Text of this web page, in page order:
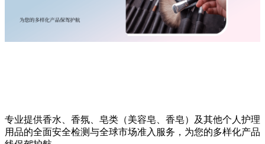
专业提供香水、香氛、皂类（美容皂、香皂）及其他个人护理
用品的全面安全检测与全球市场准入服务，为您的多样化产品